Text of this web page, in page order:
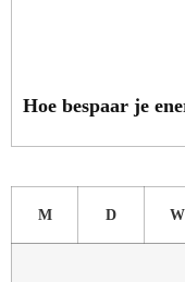
Hoe bespaar je
M D W